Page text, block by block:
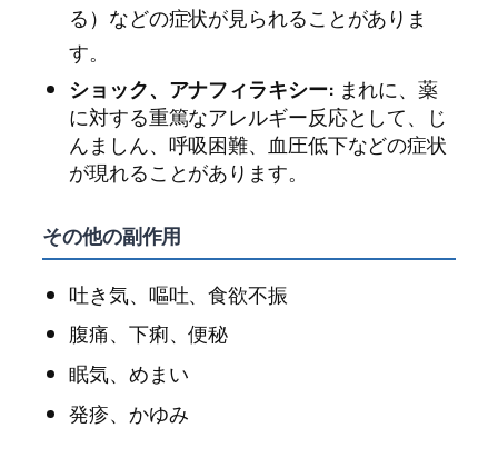
る）などの症状が見られることがありま
す。
ショック、アナフィラキシー: まれに、薬
に対する重篤なアレルギー反応として、じ
んましん、呼吸困難、血圧低下などの症状
が現れることがあります。
その他の副作用
吐き気、嘔吐、食欲不振
腹痛、下痢、便秘
眠気、めまい
発疹、かゆみ